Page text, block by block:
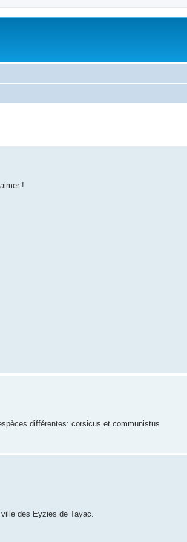
!
différentes: corsicus et communistus
des Eyzies de Tayac.